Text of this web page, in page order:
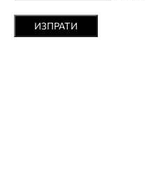
ИЗПРАТИ